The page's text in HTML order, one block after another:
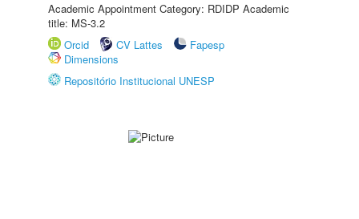
Academic Appointment Category: RDIDP Academic
title: MS-3.2
Orcid
CV Lattes
Fapesp
Dimensions
Repositório Institucional UNESP